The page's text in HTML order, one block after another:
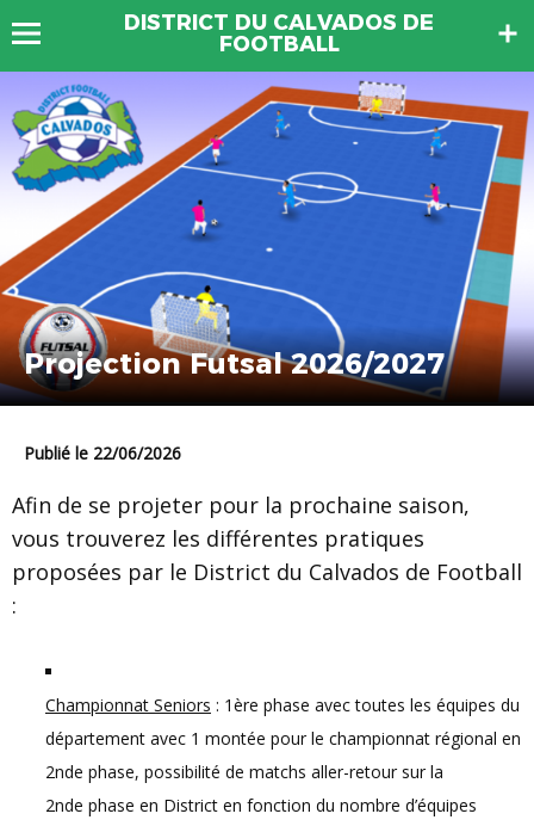
DISTRICT DU CALVADOS DE
FOOTBALL
Projection Futsal 2026/2027
Publié le 22/06/2026
Afin de se projeter pour la prochaine saison,
vous trouverez les différentes pratiques
proposées par le District du Calvados de Football
:
Championnat Seniors : 1ère phase avec toutes les équipes du
département avec 1 montée pour le championnat régional en
2nde phase, possibilité de matchs aller-retour sur la
2nde phase en District en fonction du nombre d’équipes